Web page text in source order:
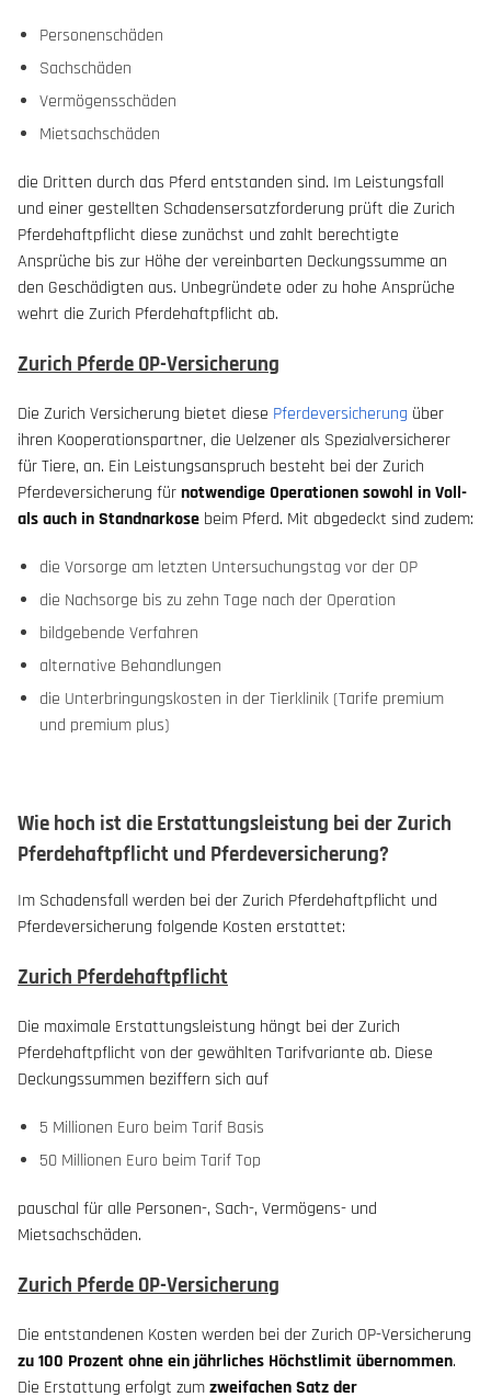
Personenschäden
Sachschäden
Vermögensschäden
Mietsachschäden
die Dritten durch das Pferd entstanden sind. Im Leistungsfall
und einer gestellten Schadensersatzforderung prüft die Zurich
Pferdehaftpflicht diese zunächst und zahlt berechtigte
Ansprüche bis zur Höhe der vereinbarten Deckungssumme an
den Geschädigten aus. Unbegründete oder zu hohe Ansprüche
wehrt die Zurich Pferdehaftpflicht ab.
Zurich Pferde OP-Versicherung
Die Zurich Versicherung bietet diese Pferdeversicherung über
ihren Kooperationspartner, die Uelzener als Spezialversicherer
für Tiere, an. Ein Leistungsanspruch besteht bei der Zurich
Pferdeversicherung fürnotwendige Operationen sowohl in Voll-
als auch in Standnarkose beim Pferd. Mit abgedeckt sind zudem:
die Vorsorge am letzten Untersuchungstag vor der OP
die Nachsorge bis zu zehn Tage nach der Operation
bildgebende Verfahren
alternative Behandlungen
die Unterbringungskosten in der Tierklinik (Tarife premium
und premium plus)
Wie hoch ist die Erstattungsleistung bei der Zurich
Pferdehaftpflicht und Pferdeversicherung?
Im Schadensfall werden bei der Zurich Pferdehaftpflicht und
Pferdeversicherung folgende Kosten erstattet:
Zurich Pferdehaftpflicht
Die maximale Erstattungsleistung hängt bei der Zurich
Pferdehaftpflicht von der gewählten Tarifvariante ab. Diese
Deckungssummen beziffern sich auf
5 Millionen Euro beim Tarif Basis
50 Millionen Euro beim Tarif Top
pauschal für alle Personen-, Sach-, Vermögens- und
Mietsachschäden.
Zurich Pferde OP-Versicherung
Die entstandenen Kosten werden bei der Zurich OP-Versicherung
zu 100 Prozent ohne ein jährliches Höchstlimit übernommen.
Die Erstattung erfolgt zumzweifachen Satz der